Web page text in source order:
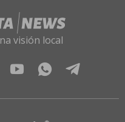
visión local